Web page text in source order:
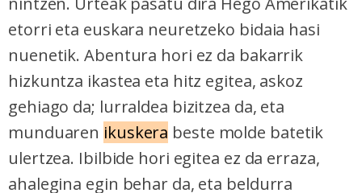
etorri eta euskara neuretzeko bidaia hasi
nuenetik. Abentura hori ez da bakarrik
hizkuntza ikastea eta hitz egitea, askoz
gehiago da; lurraldea bizitzea da, eta
munduaren ikuskera beste molde batetik
ulertzea. Ibilbide hori egitea ez da erraza,
ahalegina egin behar da, eta beldurra